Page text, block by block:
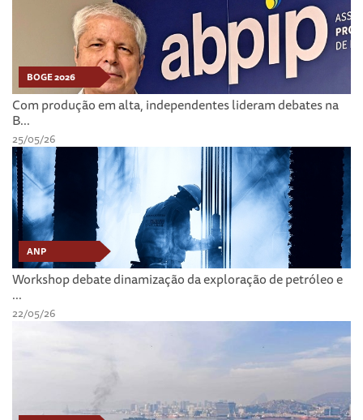
BOGE 2026
Com produção em alta, independentes lideram debates na
B...
25/05/26
ANP
Workshop debate dinamização da exploração de petróleo e
...
22/05/26